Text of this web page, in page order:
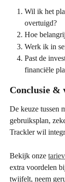
Wil ik het
overtuigd?
Hoe
Werk ik in
Past de
financiële
Conclusie &
De keuze tussen
gebruiksplan,
Trackler wil
Bekijk onze
extra voordelen
twijfelt, neem